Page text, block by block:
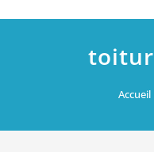
Accueil